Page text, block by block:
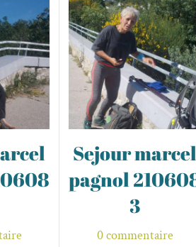
Sejour marcel
pagnol
3
0 commentaire